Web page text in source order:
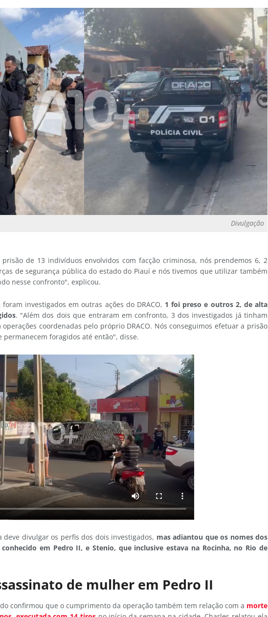
Divulgação
de 13 indivíduos envolvidos com facção criminosa, nós prendemos 6, 2
de segurança pública do estado do Piauí e nós tivemos que utilizar também
nesse confronto", explicou.
investigados em outras ações do DRACO, 1 foi preso e outros 2, de alta
. "Além dos dois que entraram em confronto, 3 dos investigados já tinham
coordenadas pelo próprio DRACO. Nós conseguimos efetuar a prisão
foragidos até então", disse.
deve divulgar os perfis dos dois investigados, mas adiantou que os nomes dos
em Pedro II, e Stenio, que inclusive estava na Rocinha, no Rio de
de mulher em Pedro II
confirmou que o cumprimento da operação também tem relação com a morte